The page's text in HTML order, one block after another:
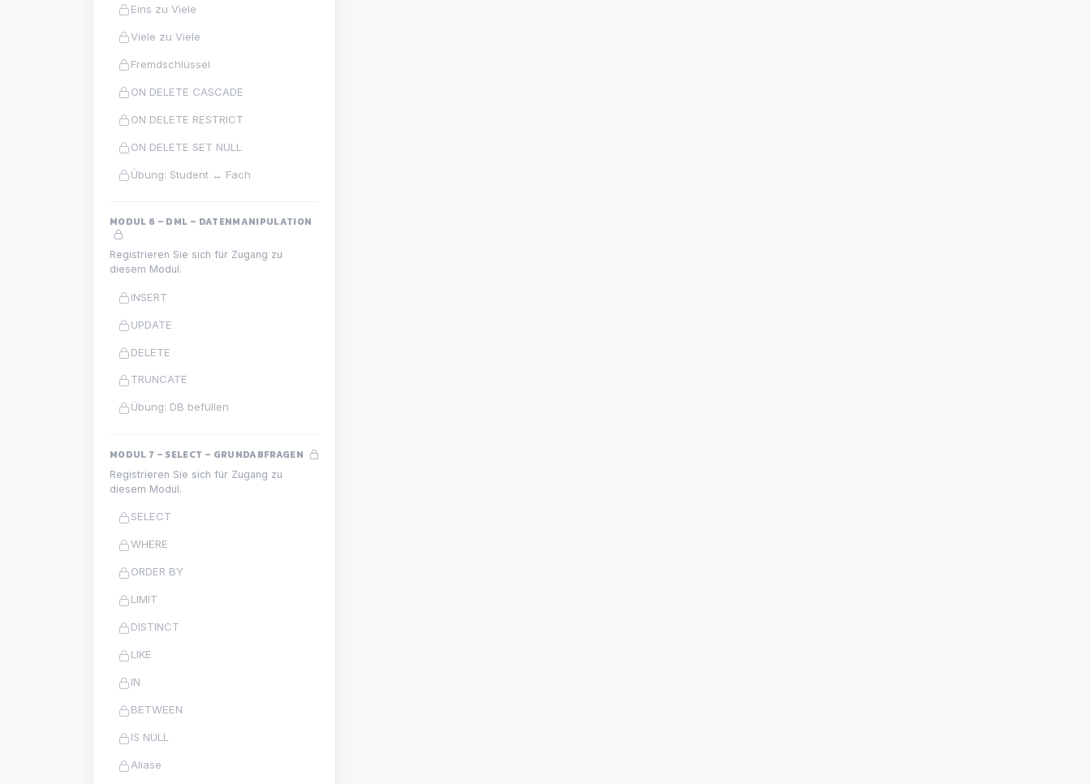
Eins zu Viele
Viele zu Viele
Fremdschlüssel
ON DELETE CASCADE
ON DELETE RESTRICT
ON DELETE SET NULL
Übung: Student ↔ Fach
MODUL 6 – DML – DATENMANIPULATION
Registrieren Sie sich für Zugang zu
diesem Modul.
INSERT
UPDATE
DELETE
TRUNCATE
Übung: DB befüllen
MODUL 7 – SELECT – GRUNDABFRAGEN
Registrieren Sie sich für Zugang zu
diesem Modul.
SELECT
WHERE
ORDER BY
LIMIT
DISTINCT
LIKE
IN
BETWEEN
IS NULL
Aliase